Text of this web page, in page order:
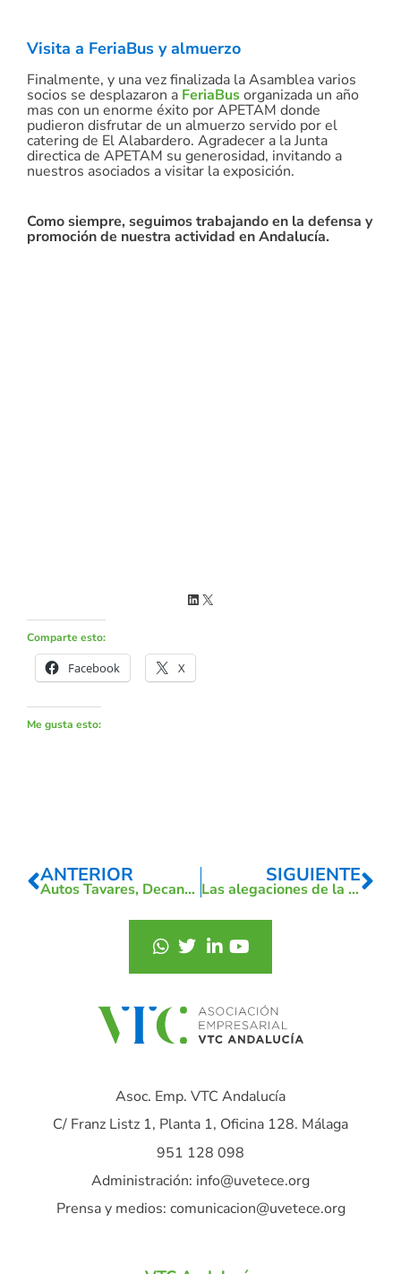
Visita a FeriaBus y almuerzo
Finalmente, y una vez finalizada la Asamblea varios
socios se desplazaron a FeriaBusorganizada un año
mas con un enorme éxito por APETAM donde
pudieron disfrutar de un almuerzo servido por el
catering de El Alabardero. Agradecer a la Junta
directica de APETAM su generosidad, invitando a
nuestros asociados a visitar la exposición.
Como siempre, seguimos trabajando en la defensa y
promoción de nuestra actividad en Andalucía.
Comparte esto:
Facebook X
Me gusta esto:
ANTERIOR
Autos Tavares, Decano del Sector VTC en España, recibe el VI Premio Globotur al Valor Turístico en la Categoría de Transporte
SIGUIENTE
Las alegaciones de la patronal del taxi y del Ayuntamiento no se han tenido en cuenta.
Asoc. Emp. VTC Andalucía
C/ Franz Listz 1, Planta 1, Oficina 128. Málaga
951 128 098
Administración: info@uvetece.org
Prensa y medios: comunicacion@uvetece.org